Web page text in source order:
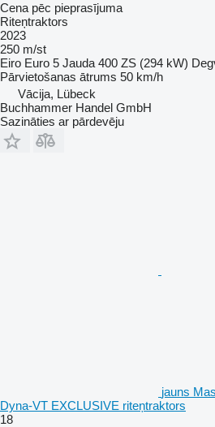
Cena pēc pieprasījuma
Riteņtraktors
2023
250 m/st
Eiro Euro 5 Jauda 400 ZS (294 kW)
Pārvietošanas ātrums 50 km/h
Vācija, Lübeck
Buchhammer Handel GmbH
Sazināties ar pārdevēju
jauns
Dyna-VT EXCLUSIVE riteņtraktors
18